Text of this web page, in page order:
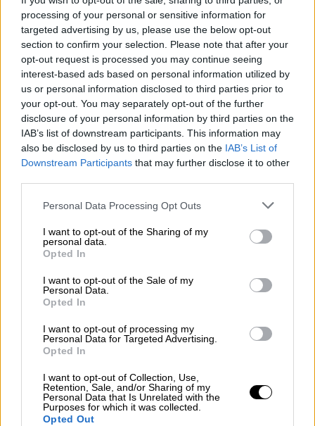
processing of your personal or sensitive information for
targeted advertising by us, please use the below opt-out
section to confirm your selection. Please note that after your
opt-out request is processed you may continue seeing
interest-based ads based on personal information utilized by
us or personal information disclosed to third parties prior to
your opt-out. You may separately opt-out of the further
disclosure of your personal information by third parties on the
IAB’s list of downstream participants. This information may
also be disclosed by us to third parties on the IAB’s List of
Downstream Participants that may further disclose it to other
Please note that this website/app uses one or more Google
not limited to your visit or usage behaviour. You may click to
grant or deny consent to Google and its third-party tags to
use your data for below specified purposes in below Google
consent section.
Personal Data Processing Opt Outs
I want to opt-out of the Sharing of my
personal data.
Opted In
I want to opt-out of the Sale of my
Personal Data.
Opted In
I want to opt-out of processing my
Personal Data for Targeted Advertising.
Opted In
I want to opt-out of Collection, Use,
Retention, Sale, and/or Sharing of my
Personal Data that Is Unrelated with the
Purposes for which it was collected.
Opted Out
αναφέρθηκε και στη συζήτηση που άνοιξε ο
πρόεδρος της Βουλής, Νικήτας Κακλαμάνης,
κατά τη διάρκεια της Διάσκεψης των
Προέδρων, για να σταματήσουν οι
τηλεοπτικές μεταδόσεις των Εξεταστικών
Επιτροπών στο μέλλον.
Όπως τόνισε, αν σήμερα οι πολίτες
γνωρίζουν περί του σκανδάλου που, για την
Ευρωπαϊκή Εισαγγελία έχει χαρακτηριστικά
εγκληματικής οργάνωσης, αυτό οφείλεται
στις ζωντανές μεταδόσεις των
κυβέρνηση επιχειρείται να περιοριστούν. Η
εισηγήτρια του ΠΑΣΟΚ έκανε λόγο για
«υποτίμηση της νοημοσύνης» των πολιτών
και «προκάλυμμα συσκότισης» εκ μέρους της
της αξιωματικής αντιπολίτευσης, θα βρεθεί
απέναντι στις απόπειρες φίμωσης.
«Δε θέλετε να ψάξουμε την αλήθεια»
Από πλευράς ΣΥΡΙΖΑ, ο Βασίλης Κόκκαλης